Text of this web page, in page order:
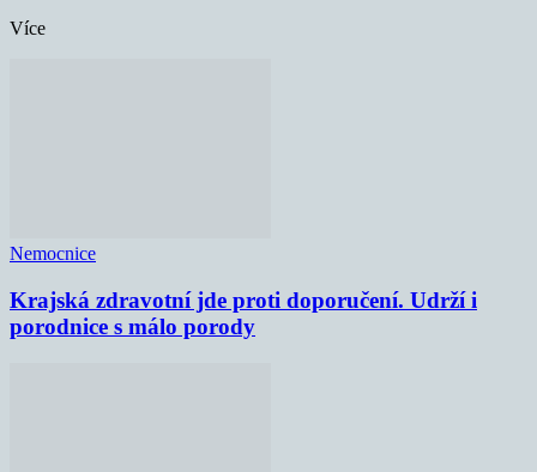
Více
Nemocnice
Krajská zdravotní jde proti doporučení. Udrží i
porodnice s málo porody